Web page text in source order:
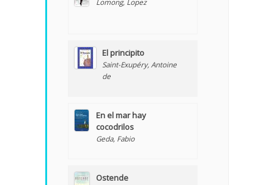
El principito
Saint-Exupéry, Antoine
de
En el mar hay
cocodrilos
Geda, Fabio
Ostende